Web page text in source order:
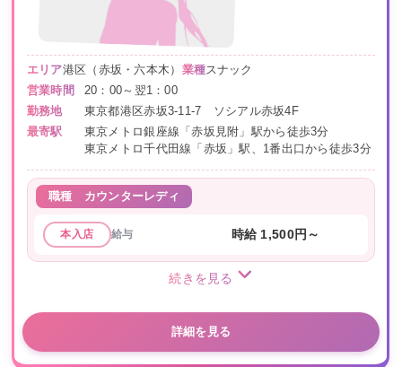
エリア港区（赤坂・六本木） 業種スナック
営業時間
20：00～翌1：00
勤務地
東京都港区赤坂3-11-7 ソシアル赤坂4F
最寄駅
東京メトロ銀座線「赤坂見附」駅から徒歩3分
東京メトロ千代田線「赤坂」駅、1番出口から徒歩3分
職種 カウンターレディ
本入店 給与 時給 1,500円～
続きを見る
詳細を見る